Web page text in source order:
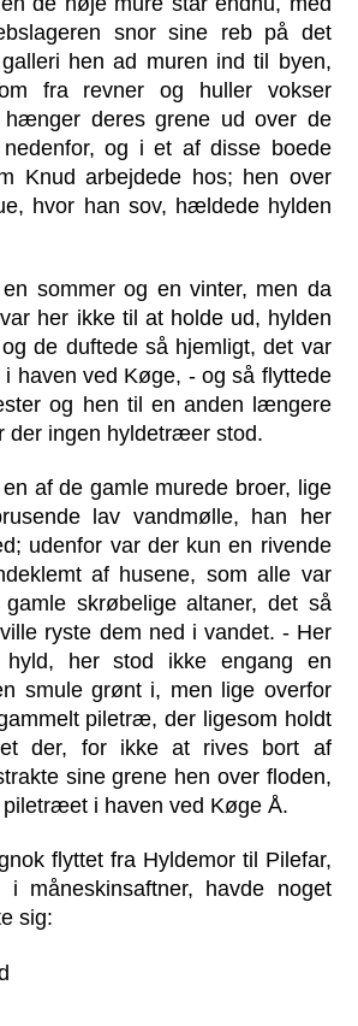
snor sine reb på det
hen ad muren ind til byen,
fra revner og huller vokser
deres grene ud over de
og i et af disse boede
Knud arbejdede hos; hen over
hvor han sov, hældede hylden
sommer og en vinter, men da
her ikke til at holde ud, hylden
de duftede så hjemligt, det var
i haven ved Køge, - og så flyttede
og hen til en anden længere
der ingen hyldetræer stod.
af de gamle murede broer, lige
lav vandmølle, han her
udenfor var der kun en rivende
af husene, som alle var
skrøbelige altaner, det så
ryste dem ned i vandet. - Her
hyld, her stod ikke engang en
smule grønt i, men lige overfor
piletræ, der ligesom holdt
der, for ikke at rives bort af
sine grene hen over floden,
i haven ved Køge Å.
flyttet fra Hyldemor til Pilefar,
måneskinsaftner, havde noget
sig: